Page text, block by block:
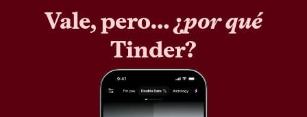
Vale, pero… ¿por qué
Tinder?